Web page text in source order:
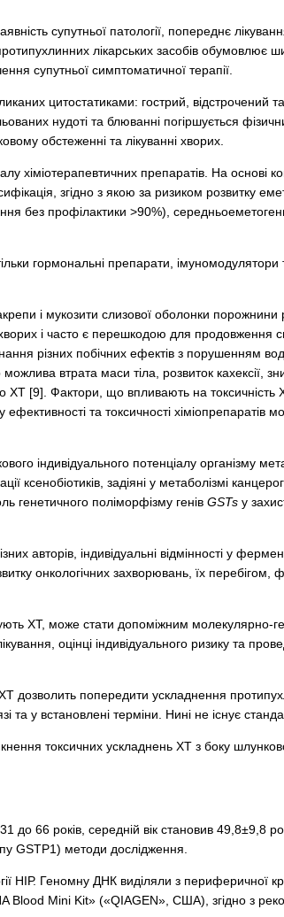
супутньої патології, попереднє
лікарських засобів обумовлює
супутньої симптоматичної терапії.
цитостатиками: гострий, відстрочений
нудоті та блюванні погіршується
обстеженні та лікуванні хворих.
хіміотерапевтичних препаратів. На основі
згідно з якою за ризиком розвитку
без профілактики >90%),
гормональні препарати, імуномодулятори
і мукозити слизової оболонки
і часто є перешкодою для продовження
різних побічних ефектів з порушенням
втрата маси тіла, розвиток кахексії,
ХТ [9]. Фактори, що впливають на
та токсичності хіміопрепаратів
індивідуального потенціалу організму
задіяні у метаболізмі
генетичного поліморфізму генів GSTs у
авторів, індивідуальні відмінності у
онкологічних захворювань, їх перебігом,
ХТ, може стати допоміжним молекулярно-
оцінці індивідуального ризику та
дозволить попередити ускладнення
у встановлені терміни. Нині не існує
токсичних ускладнень ХТ з боку
до 66 років, середній вік становив 49,8±9,8
GSTP1) методи дослідження.
НІР. Геномну ДНК виділяли з периферичної
Blood Mini Kit» («QIAGEN», США), згідно з